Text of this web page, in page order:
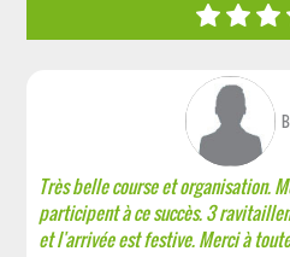
Très belle course et organisation.
participent à ce succès. 3
et l'arrivée est festive. Merci à